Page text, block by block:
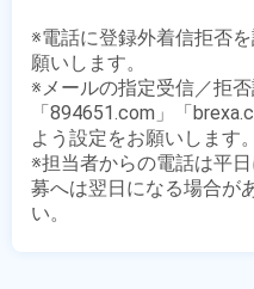
※電話に登録外着信拒否
願いします。
※メールの指定受信／拒否
「894651.com」「
よう設定をお願いします。
※担当者からの電話は平
募へは翌日になる場合が